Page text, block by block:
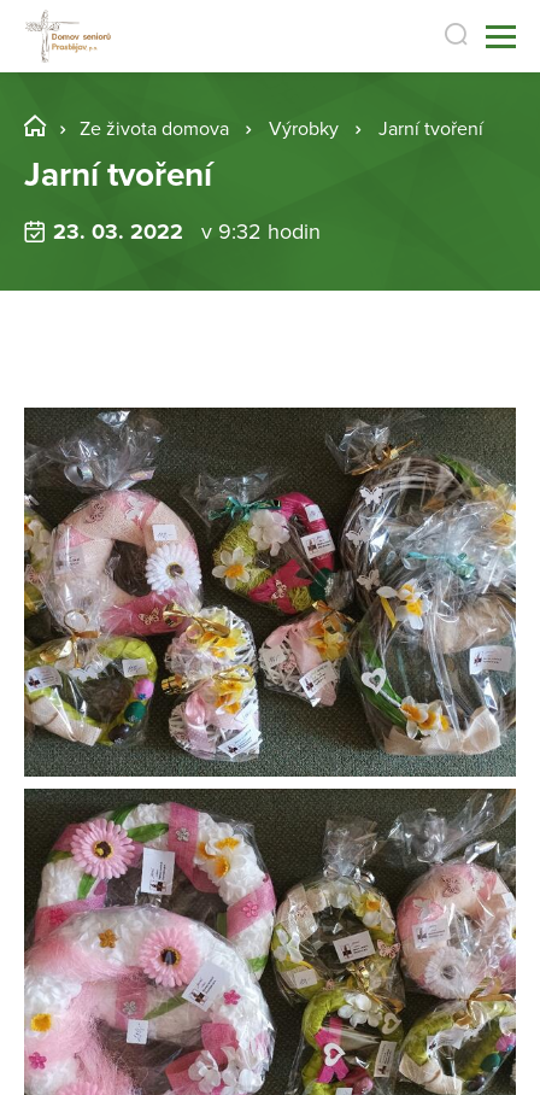
Ze života domova Výrobky Jarní tvoření
Jarní tvoření
23. 03. 2022 v 9:32 hodin